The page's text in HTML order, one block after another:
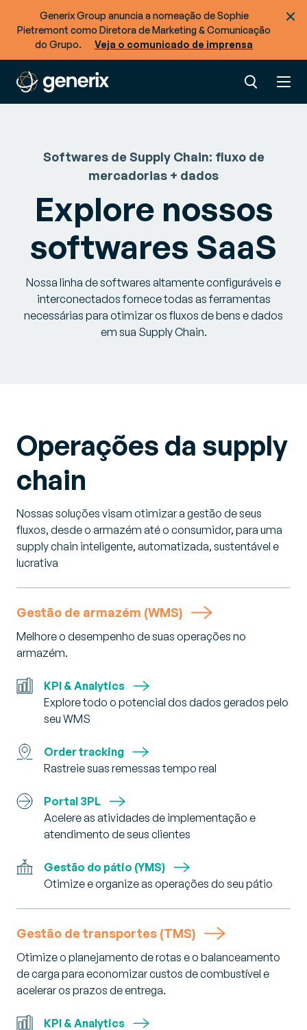
Generix Group anuncia a nomeação de Sophie
Pietremont como Diretora de Marketing & Comunicação
do Grupo.
Veja o comunicado de imprensa
Softwares de Supply Chain: fluxo de
mercadorias + dados
Explore nossos
softwares SaaS
Nossa linha de softwares altamente configuráveis e
interconectados fornece todas as ferramentas
necessárias para otimizar os fluxos de bens e dados
em sua Supply Chain.
Operações da supply
chain
Nossas soluções visam otimizar a gestão de seus
fluxos, desde o armazém até o consumidor, para uma
supply chain inteligente, automatizada, sustentável e
lucrativa
Gestão de armazém (WMS)
Melhore o desempenho de suas operações no
armazém.
KPI & Analytics
Explore todo o potencial dos dados gerados pelo
seu WMS
Order tracking
Rastreie suas remessas tempo real
Portal 3PL
Acelere as atividades de implementação e
atendimento de seus clientes
Gestão do pátio (YMS)
Otimize e organize as operações do seu pátio
Gestão de transportes (TMS)
Otimize o planejamento de rotas e o balanceamento
de carga para economizar custos de combustível e
acelerar os prazos de entrega.
KPI & Analytics